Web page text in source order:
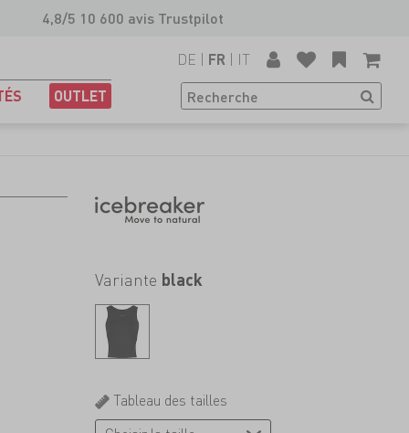
4,8/5 10 600 avis Trustpilot
OUTLET
DE | FR | IT
Variante black
Tableau des tailles